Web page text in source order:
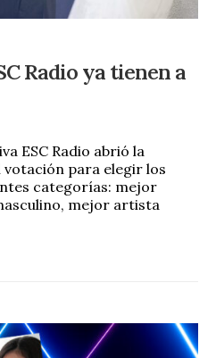
Radio ya tienen a
ESC Radio abrió la
votación para elegir los
categorías: mejor
mejor artista